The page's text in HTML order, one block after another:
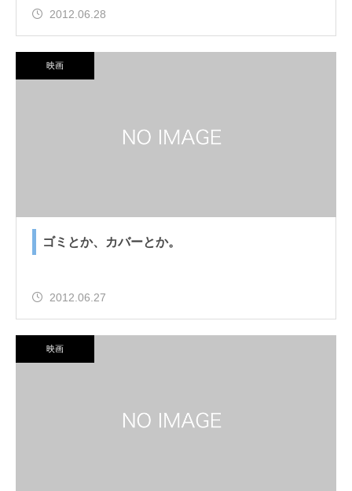
2012.06.28
映画
ゴミとか、カバーとか。
2012.06.27
映画